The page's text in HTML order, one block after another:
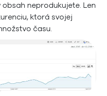
neprodukujete. Len
ktorá svojej
času.